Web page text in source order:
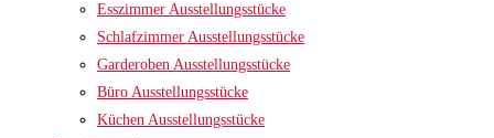
Esszimmer Ausstellungsstücke
Schlafzimmer Ausstellungsstücke
Garderoben Ausstellungsstücke
Büro Ausstellungsstücke
Küchen Ausstellungsstücke